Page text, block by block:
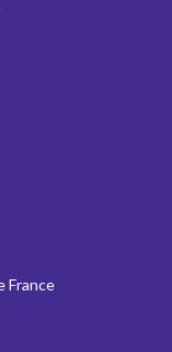
France